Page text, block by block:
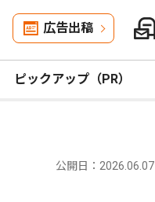
広告出稿
ピックアップ（PR）
公開日：2026.06.07